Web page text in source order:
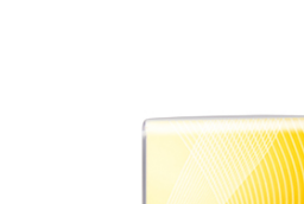
e-mark create